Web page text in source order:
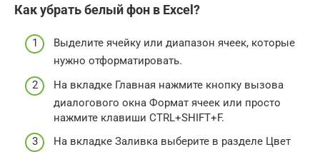
Как убрать белый фон в Excel?
Выделите ячейку или диапазон ячеек, которые
нужно отформатировать.
На вкладке Главная нажмите кнопку вызова
диалогового окна Формат ячеек или просто
нажмите клавиши CTRL+SHIFT+F.
На вкладке Заливка выберите в разделе Цвет